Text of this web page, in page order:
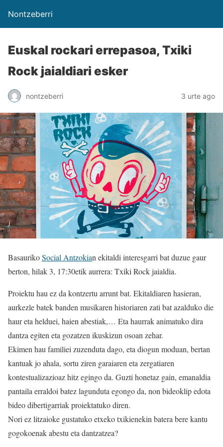
Nontzeberri
Euskal rockari errepasoa, Txiki
Rock jaialdiari esker
nontzeberri 3 urte ago
BasaurikoSocial Antzokian ekitaldi interesgarri bat duzue gaur
berton, hilak 3, 17:30etik aurrera: Txiki Rock jaialdia.
Proiektu hau ez da kontzertu arrunt bat. Ekitaldiaren hasieran,
aurkezle batek banden musikaren historiaren zati bat azalduko die
haur eta helduei, haien abestiak,… Eta haurrak animatuko dira
dantza egiten eta gozatzen ikuskizun osoan zehar.
Ekimen hau familiei zuzenduta dago, eta diogun moduan, bertan
kantuak jo ahala, sortu ziren garaiaren eta zergatiaren
kontestualizazioaz hitz egingo da. Guzti honetaz gain, emanaldia
pantaila erraldoi batez lagunduta egongo da, non bideoklip edota
bideo dibertigarriak proiektatuko diren.
Nori ez litzaioke gustatuko etxeko txikienekin batera bere kantu
gogokoenak abestu eta dantzatzea?